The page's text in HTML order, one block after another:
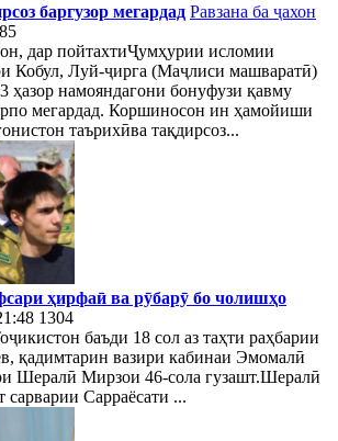
баргузор мегардад Равзана ба ҷахон
дар пойтахтиҶумҳурии исломии
Кобул, Луй-ҷирга (Маҷлиси машваратӣ)
ҳазор намояндагони бонуфузи қавму
мегардад. Коршиносон ин ҳамойиши
таърихӣва тақдирсоз...
ҳирфаӣ ва рӯбарӯ бо чолишҳо
1304
баъди 18 сол аз таҳти раҳбарии
қадимтарин вазири кабинаи Эмомалӣ
Шералӣ Мирзои 46-сола гузашт.Шералӣ
Сарраёсати ...